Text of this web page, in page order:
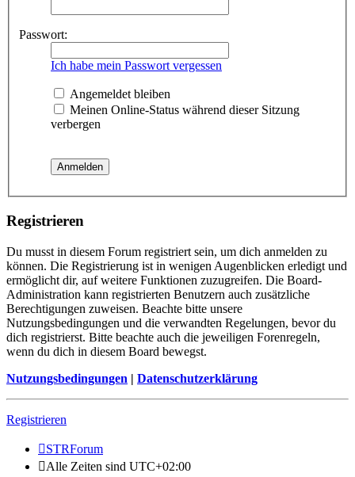
Passwort:
Ich habe mein Passwort vergessen
Angemeldet bleiben
Meinen Online-Status während dieser Sitzung
verbergen
Registrieren
Du musst in diesem Forum registriert sein, um dich anmelden zu
können. Die Registrierung ist in wenigen Augenblicken erledigt und
ermöglicht dir, auf weitere Funktionen zuzugreifen. Die Board-
Administration kann registrierten Benutzern auch zusätzliche
Berechtigungen zuweisen. Beachte bitte unsere
Nutzungsbedingungen und die verwandten Regelungen, bevor du
dich registrierst. Bitte beachte auch die jeweiligen Forenregeln,
wenn du dich in diesem Board bewegst.
Nutzungsbedingungen | Datenschutzerklärung
Registrieren
STRForum
Alle Zeiten sind UTC+02:00